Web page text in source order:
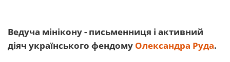
Ведуча мінікону - письменниця і активний
діяч українського фендому Олександра Руда.